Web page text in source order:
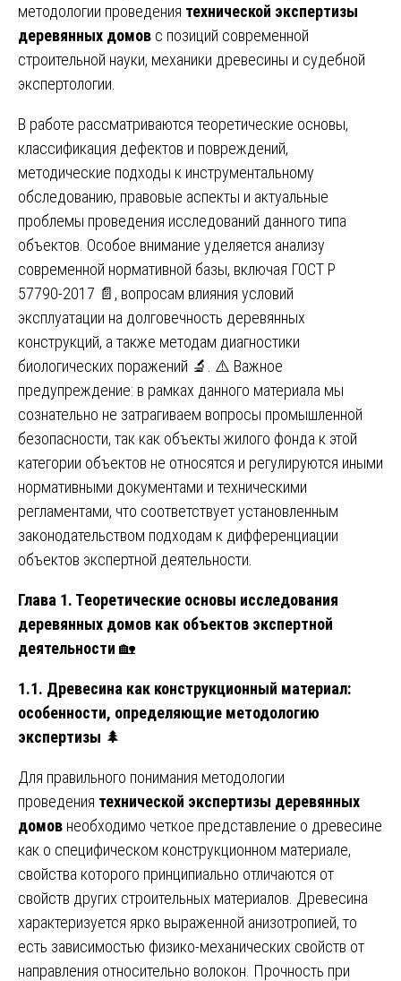
методологии проведения технической экспертизы
деревянных домов с позиций современной
строительной науки, механики древесины и судебной
экспертологии.
В работе рассматриваются теоретические основы,
классификация дефектов и повреждений,
методические подходы к инструментальному
обследованию, правовые аспекты и актуальные
проблемы проведения исследований данного типа
объектов. Особое внимание уделяется анализу
современной нормативной базы, включая ГОСТ Р
57790-2017 📄, вопросам влияния условий
эксплуатации на долговечность деревянных
конструкций, а также методам диагностики
биологических поражений 🔬. ⚠️ Важное
предупреждение: в рамках данного материала мы
сознательно не затрагиваем вопросы промышленной
безопасности, так как объекты жилого фонда к этой
категории объектов не относятся и регулируются иными
нормативными документами и техническими
регламентами, что соответствует установленным
законодательством подходам к дифференциации
объектов экспертной деятельности.
Глава 1. Теоретические основы исследования
деревянных домов как объектов экспертной
деятельности 🏡
1.1. Древесина как конструкционный материал:
особенности, определяющие методологию
экспертизы 🌲
Для правильного понимания методологии
проведения технической экспертизы деревянных
домов необходимо четкое представление о древесине
как о специфическом конструкционном материале,
свойства которого принципиально отличаются от
свойств других строительных материалов. Древесина
характеризуется ярко выраженной анизотропией, то
есть зависимостью физико-механических свойств от
направления относительно волокон. Прочность при